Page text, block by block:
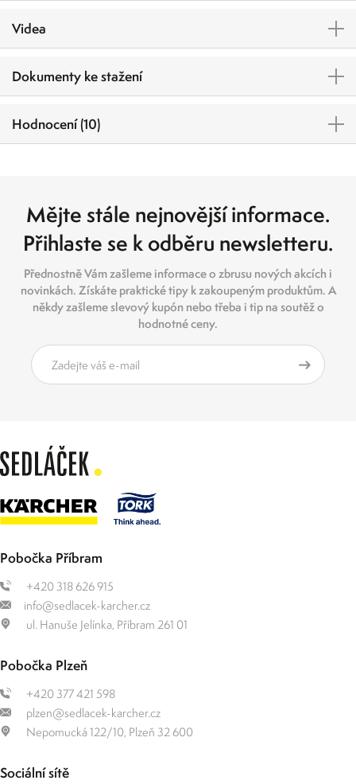
Videa
Dokumenty ke stažení
Hodnocení (10)
Mějte stále nejnovější informace.
Přihlaste se k odběru newsletteru.
Přednostně Vám zašleme informace o zbrusu nových akcích i
novinkách. Získáte praktické tipy k zakoupeným produktům. A
někdy zašleme slevový kupón nebo třeba i tip na soutěž o
hodnotné ceny.
Pobočka Příbram
+420 318 626 915
info@sedlacek-karcher.cz
ul. Hanuše Jelínka, Příbram 261 01
Pobočka Plzeň
+420 377 421 598
plzen@sedlacek-karcher.cz
Nepomucká 122/10, Plzeň 32 600
Sociální sítě